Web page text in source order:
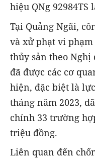
hiệu QNg 92984TS
Tại Quảng Ngãi,
và xử phạt vi
thủy sản theo Nghị
đã được các cơ
hiện, đặc biệt là
tháng năm 2023,
chính 33 trường
triệu đồng.
Liên quan đến